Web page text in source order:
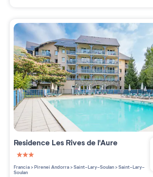
Residence Les Rives de l'Aure
3 étoiles sur 5
Francia>Pirenei Andorra>Saint-Lary-Soulan>Saint-Lary-
Soulan